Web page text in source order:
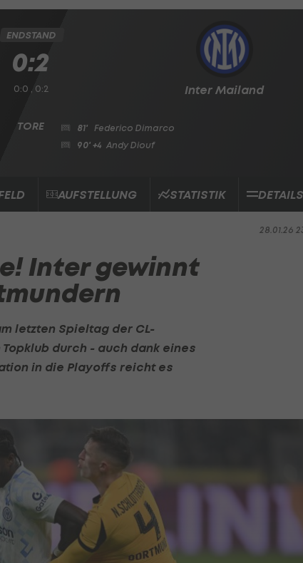
Inter Mailand
ENDSTAND
0:2
0:0 , 0:2
81'
Federico Dimarco
90' +4 Andy Diouf
AUFSTELLUNG STATISTIK DETAILS
28.01.26
Inter gewinnt
letzten Spieltag der CL-
durch - auch dank eines
in die Playoffs reicht es